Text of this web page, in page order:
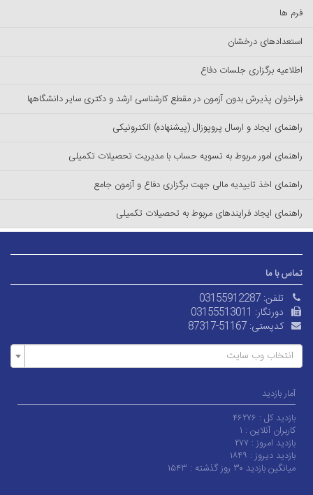
فرم ها
استعدادهای درخشان
اطلاعیه برگزاری جلسات دفاع
فراخوان پذیرش بدون آزمون در مقطع کارشناسی ارشد و دکتری سایر دانشگاهها
راهنمای ایجاد و ارسال پروپوزال (پیشنهاده) الکترونیکی
راهنمای امور مربوط به تسویه حساب با مدیریت تحصیلات تکمیلی
راهنمای اخذ تاییدیه مالی جهت برگزاری دفاع و آزمون جامع
راهنمای ایجاد فرایندهای مربوط به تحصیلات تکمیلی
تماس با ما
تلفن: 03155912287
دورنگار: 03155513011
کدپستی: 87317-51167
انتخاب وب سایت
آمار بازدید
بازدید کل : ۴۶۲۷۶
کاربران آنلاین : ۱
بازدید امروز : ۲۷۷
بازدید دیروز : ۱۸۴۹
میانگین بازدید ۳۰ روز گذشته :
۱۵۴۳